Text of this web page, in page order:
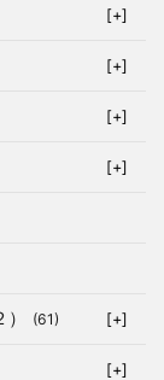
[+]
[+]
[+]
[+]
(61) [+]
[+]